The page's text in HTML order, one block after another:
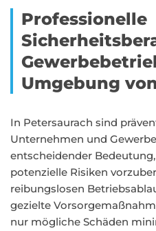
Professionelle
Umgebung
In Petersaurach sind
Unternehmen und
entscheidender
potenzielle Risiken
reibungslosen
gezielte
nur mögliche Schäden